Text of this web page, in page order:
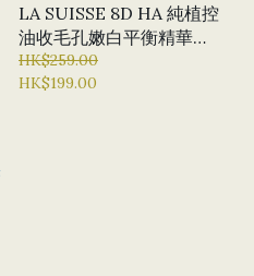
LA SUISSE 8D HA 純植控
油收毛孔嫩白平衡精華
398元2支，平均199
HK$259.00
HK$199.00